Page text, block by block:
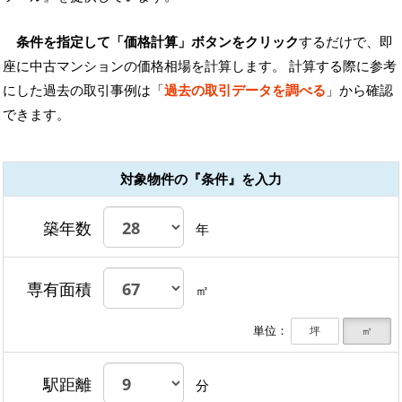
条件を指定して「価格計算」ボタンをクリックするだけで、即
座に中古マンションの価格相場を計算します。 計算する際に参考
にした過去の取引事例は「過去の取引データを調べる 」から確認
できます。
対象物件の『条件』を入力
築年数 年
専有面積 ㎡
単位： 坪 ㎡
駅距離 分